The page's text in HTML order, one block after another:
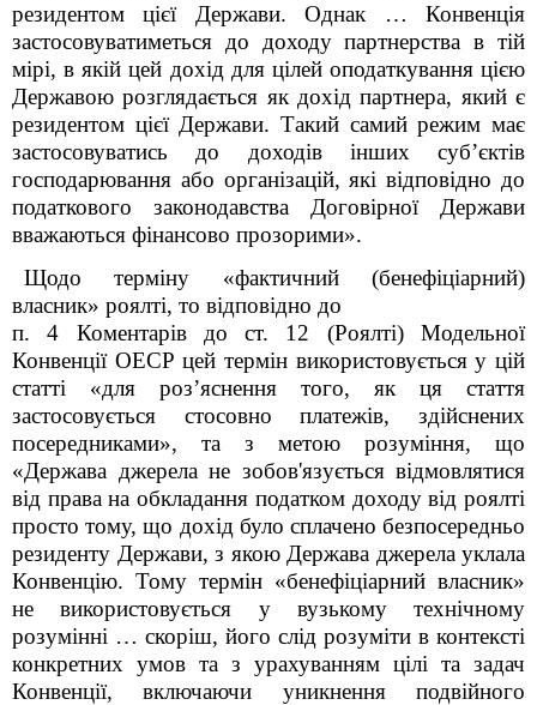
резидентом цієї Держави. Однак … Конвенція
застосовуватиметься до доходу партнерства в тій
мірі, в якій цей дохід для цілей оподаткування цією
Державою розглядається як дохід партнера, який є
резидентом цієї Держави. Такий самий режим має
застосовуватись до доходів інших суб’єктів
господарювання або організацій, які відповідно до
податкового законодавства Договірної Держави
вважаються фінансово прозорими».
Щодо терміну «фактичний (бенефіціарний)
власник» роялті, то відповідно до
п. 4 Коментарів до ст. 12 (Роялті) Модельної
Конвенції ОЕСР цей термін використовується у цій
статті «для роз’яснення того, як ця стаття
застосовується стосовно платежів, здійснених
посередниками», та з метою розуміння, що
«Держава джерела не зобов'язується відмовлятися
від права на обкладання податком доходу від роялті
просто тому, що дохід було сплачено безпосередньо
резиденту Держави, з якою Держава джерела уклала
Конвенцію. Тому термін «бенефіціарний власник»
не використовується у вузькому технічному
розумінні … скоріш, його слід розуміти в контексті
конкретних умов та з урахуванням цілі та задач
Конвенції, включаючи уникнення подвійного